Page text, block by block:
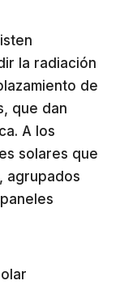
la radiación
de
que dan
A los
solares que
agrupados